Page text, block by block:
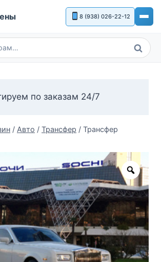
8 (938) 026-22-12
Поиск
по заказам 24/7
/ Авто / Трансфер / Трансфер
Zoom